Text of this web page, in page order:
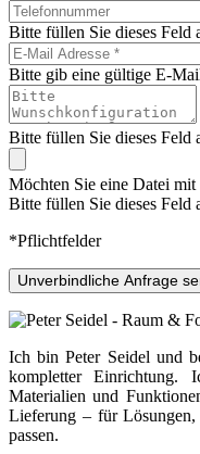
Bitte füllen Sie dieses Feld
Bitte gib eine gültige E-
Bitte füllen Sie dieses Feld
Möchten Sie eine Datei mit
Bitte füllen Sie dieses Feld
*Pflichtfelder
Unverbindliche Anfrage
Ich bin Peter Seidel und
kompletter
Materialien und
Lieferung – für
passen.